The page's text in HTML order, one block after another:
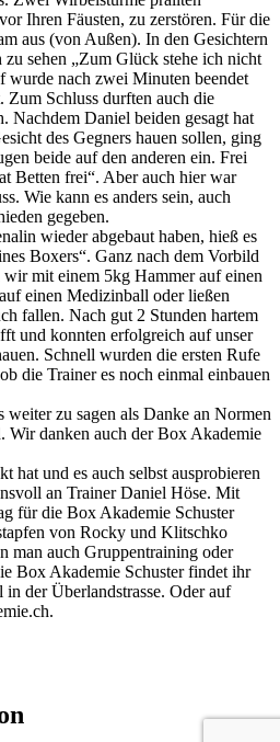
Ihren Fäusten, zu zerstören. Für die
aus (von Außen). In den Gesichtern
sehen „Zum Glück stehe ich nicht
wurde nach zwei Minuten beendet
Zum Schluss durften auch die
Nachdem Daniel beiden gesagt hat
des Gegners hauen sollen, ging
beide auf den anderen ein. Frei
Betten frei“. Aber auch hier war
Wie kann es anders sein, auch
gegeben.
wieder abgebaut haben, hieß es
Boxers“. Ganz nach dem Vorbild
mit einem 5kg Hammer auf einen
einen Medizinball oder ließen
fallen. Nach gut 2 Stunden hartem
und konnten erfolgreich auf unser
Schnell wurden die ersten Rufe
die Trainer es noch einmal einbauen
weiter zu sagen als Danke an Normen
Wir danken auch der Box Akademie
hat und es auch selbst ausprobieren
an Trainer Daniel Höse. Mit
für die Box Akademie Schuster
von Rocky und Klitschko
man auch Gruppentraining oder
Box Akademie Schuster findet ihr
der Überlandstrasse. Oder auf